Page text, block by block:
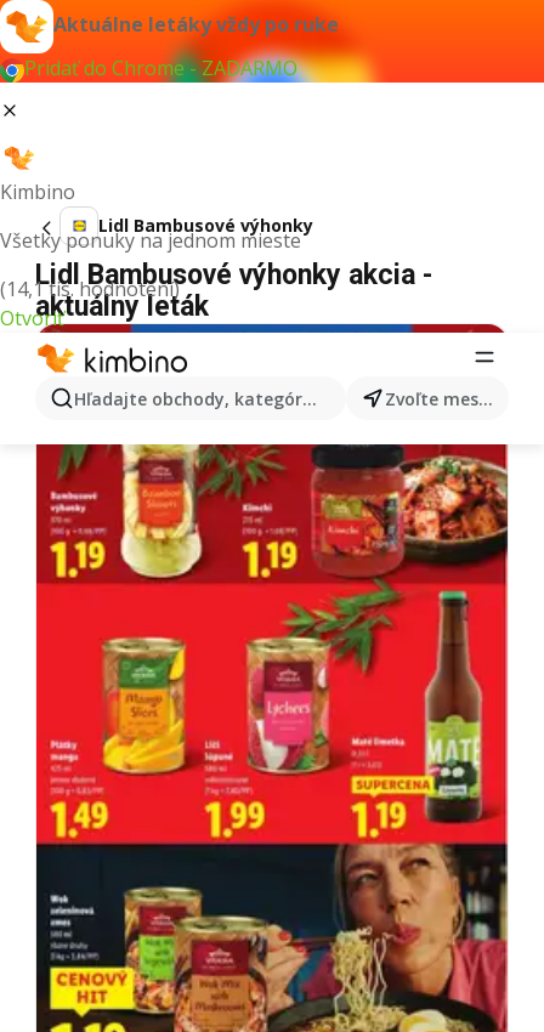
Aktuálne letáky vždy po ruke
Pridať do Chrome - ZADARMO
Kimbino
Všetky ponuky na jednom mieste
(14,1 tis. hodnotení)
Otvoriť
Hľadajte obchody, kategórie, produkty... Zvoľte mesto
Lidl Bambusové výhonky
Lidl Bambusové výhonky akcia -
aktuálny leták